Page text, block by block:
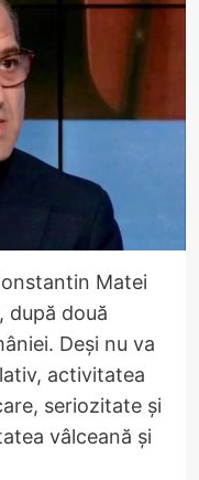
Matei
după două
Deși nu va
activitatea
seriozitate și
vâlceană și